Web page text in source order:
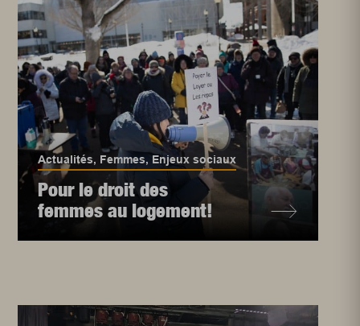
Actualités, Femmes, Enjeux sociaux
Pour le droit des
femmes au logement!